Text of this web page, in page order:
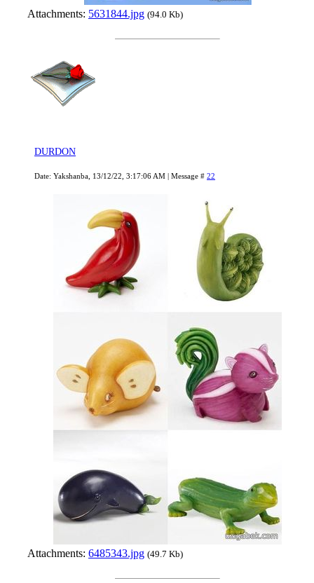
Attachments: 5631844.jpg (94.0 Kb)
DURDON
Date: Yakshanba, 13/12/22, 3:17:06 AM | Message # 22
Attachments: 6485343.jpg (49.7 Kb)